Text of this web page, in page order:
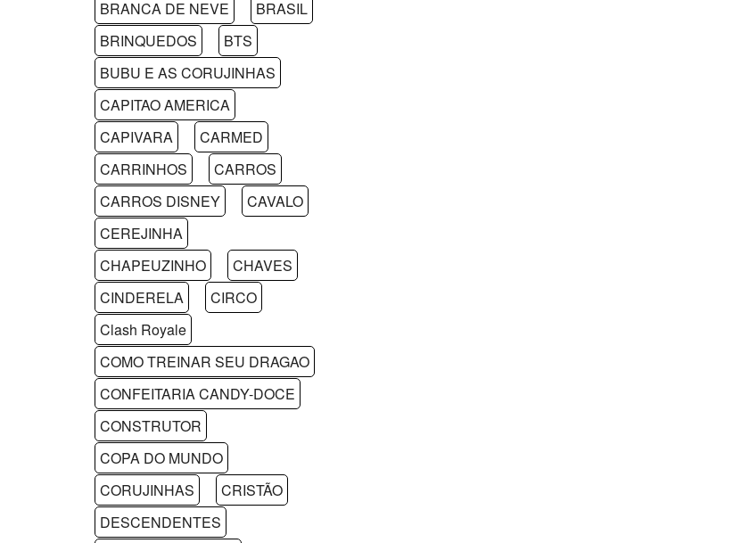
BRANCA DE NEVE
BRASIL
BRINQUEDOS
BTS
BUBU E AS CORUJINHAS
CAPITAO AMERICA
CAPIVARA
CARMED
CARRINHOS
CARROS
CARROS DISNEY
CAVALO
CEREJINHA
CHAPEUZINHO
CHAVES
CINDERELA
CIRCO
Clash Royale
COMO TREINAR SEU DRAGAO
CONFEITARIA CANDY-DOCE
CONSTRUTOR
COPA DO MUNDO
CORUJINHAS
CRISTÃO
DESCENDENTES